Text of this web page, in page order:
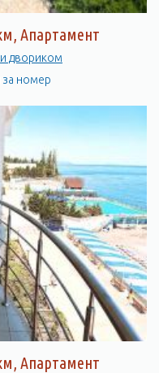
Апартамент
двориком
за номер
Апартамент